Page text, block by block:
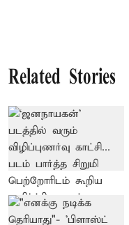
Related Stories